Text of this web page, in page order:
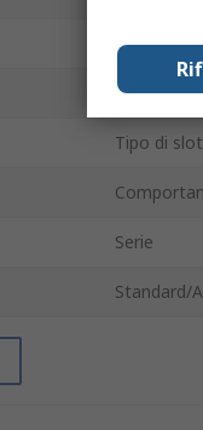
Fissaggio
Lunghezza
Tipo di slot
Serie
Standard/